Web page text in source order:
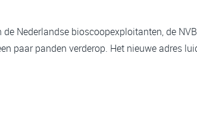
Nederlandse bioscoopexploitanten, de
paar panden verderop. Het nieuwe adres